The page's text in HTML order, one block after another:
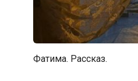
Фатима. Рассказ.